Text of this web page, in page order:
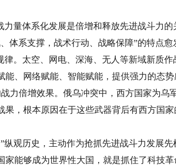
量体系化发展是倍增和释放先进战斗力的
体系支撑，战术行动、战略保障”的特点愈
。太空、网电、深海、无人等新域新质作
、网络赋能、智能赋能，提供强力的态势
力倍增效果。俄乌冲突中，西方国家为乌
，根本原因在于这些武器背后有西方国家
观历史，主动作为抢抓先进战斗力发展先
能够成为世界性大国，就是抓住了科技革